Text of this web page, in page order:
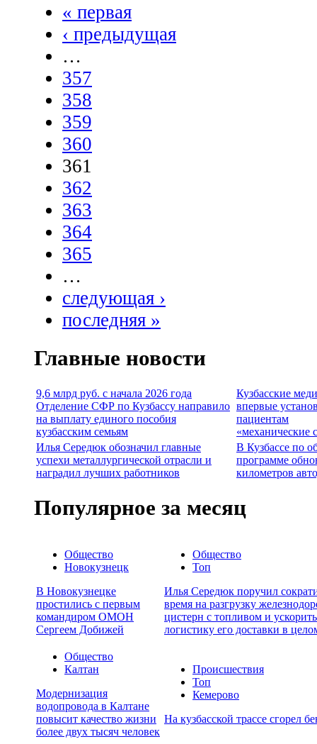
« первая
‹ предыдущая
…
357
358
359
360
361
362
363
364
365
…
следующая ›
последняя »
Главные новости
9,6 млрд руб. с начала 2026 года
Отделение СФР по Кузбассу направило
на выплату единого пособия
кузбасским семьям
Кузбасские
впервые
пациентам
«механические
Илья Середюк обозначил главные
успехи металлургической отрасли и
наградил лучших работников
В Кузбассе по
программе
километров
Популярное за месяц
Общество
Новокузнецк
В Новокузнецке
простились с первым
командиром ОМОН
Сергеем Добижей
Общество
Топ
Илья Середюк поручил
время на разгрузку
цистерн с топливом и ускорить
логистику его доставки в
Общество
Калтан
Модернизация
водопровода в Калтане
повысит качество жизни
более двух тысяч человек
Происшествия
Топ
Кемерово
На кузбасской трассе сгорел